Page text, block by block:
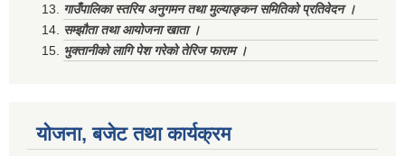
गाउँपालिका स्तरिय अनुगमन तथा मुल्याङ्कन समितिको प्रतिवेदन ।
सम्झौता तथा आयोजना खाता ।
भुक्तानीको लागि पेश गरेको तेरिज फाराम ।
योजना, बजेट तथा कार्यक्रम